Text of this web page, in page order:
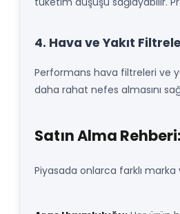
4. Hava ve Yakıt
Performans hava filtreleri ve
daha rahat nefes almasını
Satın Alma
Piyasada onlarca farklı